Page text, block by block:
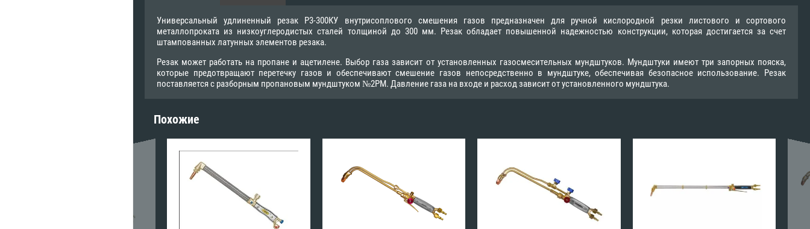
Универсальный удлиненный резак Р3-300КУ внутрисоплового смешения газов предназначен для ручной кислородной резки листового и сортового
металлопроката из низкоуглеродистых сталей толщиной до 300 мм. Резак обладает повышенной надежностью конструкции, которая достигается за счет
штампованных латунных элементов резака.
Резак может работать на пропане и ацетилене. Выбор газа зависит от установленных газосмесительных мундштуков. Мундштуки имеют три запорных пояска,
которые предотвращают перетечку газов и обеспечивают смешение газов непосредственно в мундштуке, обеспечивая безопасное использование. Резак
поставляется c разборным пропановым мундштуком №2PM. Давление газа на входе и расход зависит от установленного мундштука.
Похожие